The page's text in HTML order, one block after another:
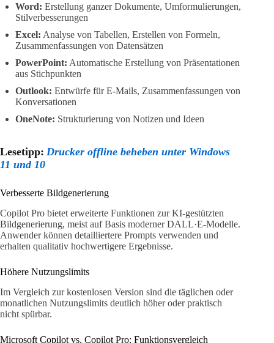
Word: Erstellung ganzer Dokumente, Umformulierungen,
Stilverbesserungen
Excel: Analyse von Tabellen, Erstellen von Formeln,
Zusammenfassungen von Datensätzen
PowerPoint: Automatische Erstellung von Präsentationen
aus Stichpunkten
Outlook: Entwürfe für E-Mails, Zusammenfassungen von
Konversationen
OneNote: Strukturierung von Notizen und Ideen
Lesetipp: Drucker offline beheben unter Windows
11 und 10
Verbesserte Bildgenerierung
Copilot Pro bietet erweiterte Funktionen zur KI-gestützten
Bildgenerierung, meist auf Basis moderner DALL·E-Modelle.
Anwender können detailliertere Prompts verwenden und
erhalten qualitativ hochwertigere Ergebnisse.
Höhere Nutzungslimits
Im Vergleich zur kostenlosen Version sind die täglichen oder
monatlichen Nutzungslimits deutlich höher oder praktisch
nicht spürbar.
Microsoft Copilot vs. Copilot Pro: Funktionsvergleich